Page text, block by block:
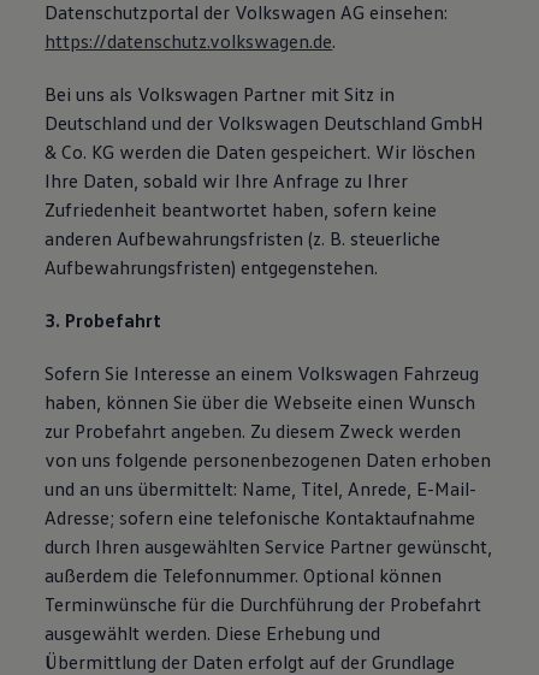
Datenschutzportal der Volkswagen AG einsehen:
https://datenschutz.volkswagen.de.
Bei uns als Volkswagen Partner mit Sitz in
Deutschland und der Volkswagen Deutschland GmbH
& Co. KG werden die Daten gespeichert. Wir löschen
Ihre Daten, sobald wir Ihre Anfrage zu Ihrer
Zufriedenheit beantwortet haben, sofern keine
anderen Aufbewahrungsfristen (z. B. steuerliche
Aufbewahrungsfristen) entgegenstehen.
3. Probefahrt
Sofern Sie Interesse an einem Volkswagen Fahrzeug
haben, können Sie über die Webseite einen Wunsch
zur Probefahrt angeben. Zu diesem Zweck werden
von uns folgende personenbezogenen Daten erhoben
und an uns übermittelt: Name, Titel, Anrede, E-Mail-
Adresse; sofern eine telefonische Kontaktaufnahme
durch Ihren ausgewählten Service Partner gewünscht,
außerdem die Telefonnummer. Optional können
Terminwünsche für die Durchführung der Probefahrt
ausgewählt werden. Diese Erhebung und
Übermittlung der Daten erfolgt auf der Grundlage